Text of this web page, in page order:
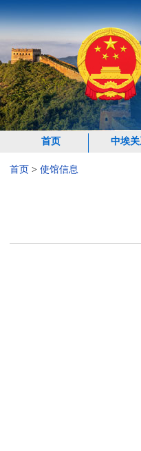
首页 中埃
首页 > 使馆信息